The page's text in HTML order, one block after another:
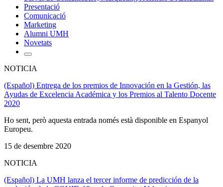
Presentació
Comunicació
Marketing
Alumni UMH
Novetats
NOTICIA
(Español) Entrega de los premios de Innovación en la Gestión, las
Ayudas de Excelencia Académica y los Premios al Talento Docente
2020
Ho sent, però aquesta entrada només està disponible en Espanyol
Europeu.
15 de desembre 2020
NOTICIA
(Español) La UMH lanza el tercer informe de predicción de la